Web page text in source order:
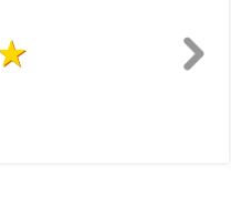
stele